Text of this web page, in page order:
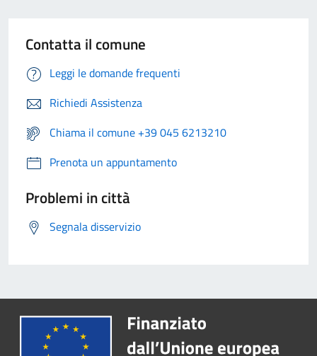
Contatta il comune
Leggi le domande frequenti
Richiedi Assistenza
Chiama il comune +39 045 6213210
Prenota un appuntamento
Problemi in città
Segnala disservizio